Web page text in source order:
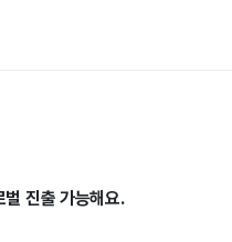
벌 진출 가능해요.